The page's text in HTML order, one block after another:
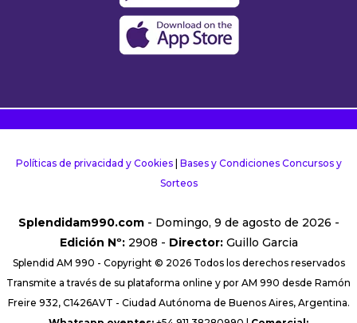
Políticas de privacidad y Cookies| Bases y Condiciones Concursos y
Sorteos
Splendidam990.com- Domingo, 9 de agosto de 2026 -
Edición Nº:2908 - Director:Guillo Garcia
Splendid AM 990 - Copyright © 2026 Todos los derechos reservados
Transmite a través de su plataforma online y por AM 990 desde Ramón
Freire 932, C1426AVT - Ciudad Autónoma de Buenos Aires, Argentina.